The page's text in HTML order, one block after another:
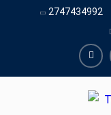
2747434992